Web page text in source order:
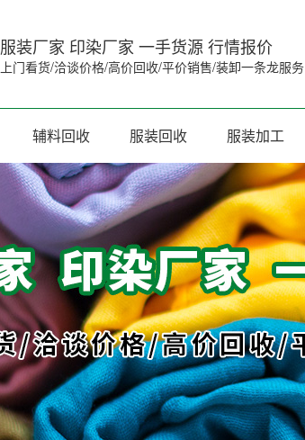
服装厂家 印染厂家 一手货源 行情报价
上门看货/洽谈价格/高价回收/平价销售/装卸一条龙服务
辅料回收 服装回收 服装加工